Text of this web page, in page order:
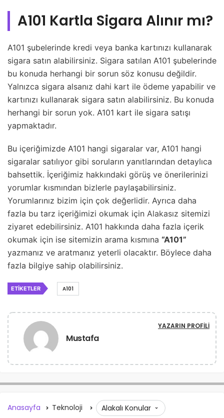
A101 Kartla Sigara Alınır mı?
A101 şubelerinde kredi veya banka kartınızı kullanarak
sigara satın alabilirsiniz. Sigara satılan A101 şubelerinde
bu konuda herhangi bir sorun söz konusu değildir.
Yalnızca sigara alsanız dahi kart ile ödeme yapabilir ve
kartınızı kullanarak sigara satın alabilirsiniz. Bu konuda
herhangi bir sorun yok. A101 kart ile sigara satışı
yapmaktadır.
Bu içeriğimizde A101 hangi sigaralar var, A101 hangi
sigaralar satılıyor gibi soruların yanıtlarından detaylıca
bahsettik. İçeriğimiz hakkındaki görüş ve önerilerinizi
yorumlar kısmından bizlerle paylaşabilirsiniz.
Yorumlarınız bizim için çok değerlidir. Ayrıca daha
fazla bu tarz içeriğimizi okumak için Alakasız sitemizi
ziyaret edebilirsiniz. A101 hakkında daha fazla içerik
okumak için ise sitemizin arama kısmına “A101”
yazmanız ve aratmanız yeterli olacaktır. Böylece daha
fazla bilgiye sahip olabilirsiniz.
ETIKETLER A101
Mustafa
YAZARIN PROFILI
Anasayfa Teknoloji Alakalı Konular